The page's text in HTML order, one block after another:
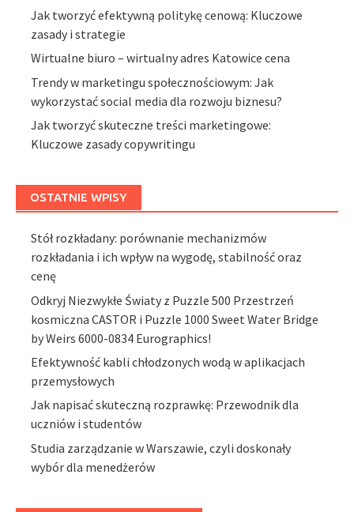
Jak tworzyć efektywną politykę cenową: Kluczowe
zasady i strategie
Wirtualne biuro – wirtualny adres Katowice cena
Trendy w marketingu społecznościowym: Jak
wykorzystać social media dla rozwoju biznesu?
Jak tworzyć skuteczne treści marketingowe:
Kluczowe zasady copywritingu
OSTATNIE WPISY
Stół rozkładany: porównanie mechanizmów
rozkładania i ich wpływ na wygodę, stabilność oraz
cenę
Odkryj Niezwykłe Światy z Puzzle 500 Przestrzeń
kosmiczna CASTOR i Puzzle 1000 Sweet Water Bridge
by Weirs 6000-0834 Eurographics!
Efektywność kabli chłodzonych wodą w aplikacjach
przemysłowych
Jak napisać skuteczną rozprawkę: Przewodnik dla
uczniów i studentów
Studia zarządzanie w Warszawie, czyli doskonały
wybór dla menedżerów